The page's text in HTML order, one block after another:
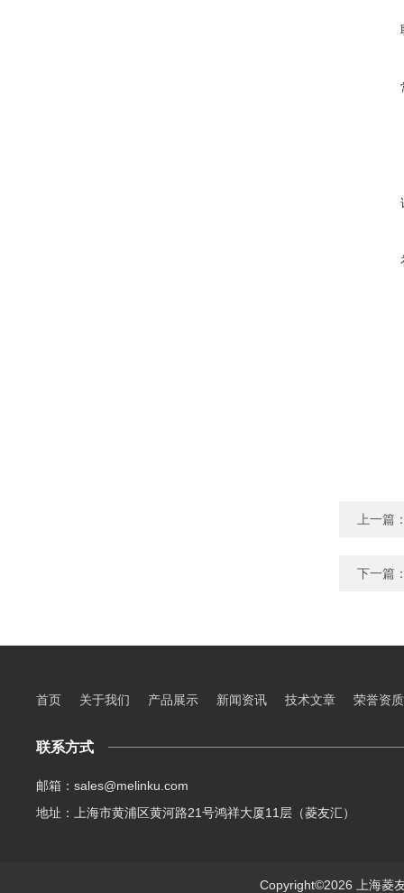
上一篇
下一篇
首页 关于我们 产品展示 新闻资讯 技术文章 荣誉资质
联系方式
邮箱：sales@melinku.com
地址：上海市黄浦区黄河路21号鸿祥大厦11层（菱友汇）
Copyright©2026 上海菱